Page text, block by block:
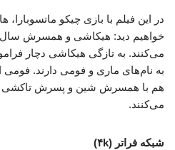
در این فیلم با بازی چیکو ماتسوبارا،
خواهیم دید: هیکاشی و همسرش
می‌کنند. به تازگی هیکاشی دچار
به نام‌های ماری و فومی دارند.
هم با همسرش شین و پسرش تاکشی
می‌کنند.
شبکه فراتر (۴k)